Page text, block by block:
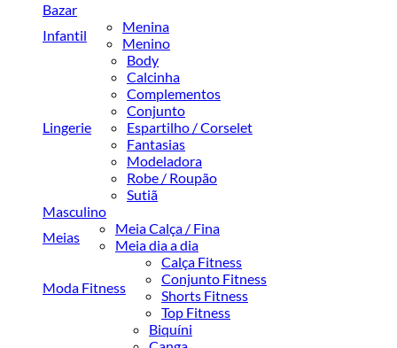
Bazar
Infantil
Menina
Menino
Lingerie
Body
Calcinha
Complementos
Conjunto
Espartilho / Corselet
Fantasias
Modeladora
Robe / Roupão
Sutiã
Masculino
Meias
Meia Calça / Fina
Meia dia a dia
Moda Fitness
Calça Fitness
Conjunto Fitness
Shorts Fitness
Top Fitness
Biquíni